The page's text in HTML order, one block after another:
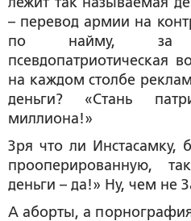
– перевод армии на
по найму, за
псевдопатриотическая
на каждом столбе
деньги? «Стань
миллиона!»
Зря что ли Инстасамку,
прооперированную,
деньги – да!» Ну, чем не
А аборты, а